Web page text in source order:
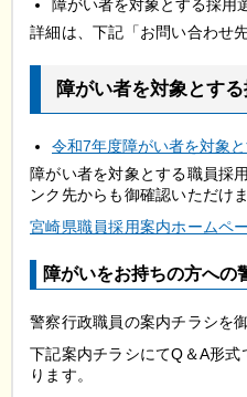
障がい者を対象とする採用
詳細は、下記「お問い合わせ
障がい者を対象とす
令和7年度障がい者を対象
障がい者を対象とする職員採
ンク先からも御確認いただけま
宮崎県職員採用案内ホームペ
障がいをお持ちの方への
警察行政職員の案内チラシを
下記案内チラシにてQ＆A形
ります。